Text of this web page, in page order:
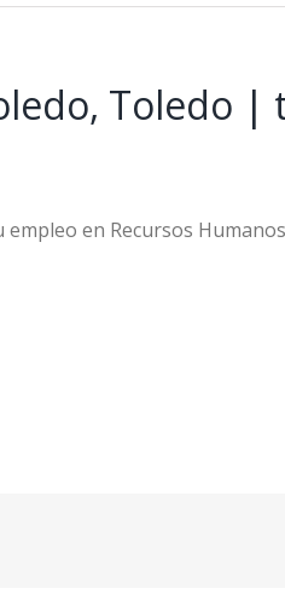
Toledo
en Recursos